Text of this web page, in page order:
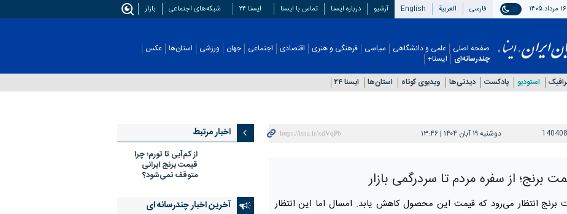
فارسی العربیة English آرشیو درباره ایسنا تماس با ایسنا ایسنا ۲۴ شبکه‌های اجتماعی بازار
صفحه اصلی علمی و دانشگاهی سیاسی فرهنگی و هنری اقتصادی اجتماعی جهان ورزشی استان‌ها عکس
چندرسانه‌ای
استودیو پادکست دیدنی‌ها ویدیوی کوتاه استان‌ها ایسنا ۲۴
ایسنا+
دوشنبه ۱۹ آبان ۱۴۰۴ | ۱۳:۴۶
برنج؛ از سفره مردم تا سردرگمی بازار
برنج انتظار می‌رود که قیمت این محصول کاهش یابد. امسال اما این انتظار
اخبار مرتبط
از کم‌آبی تا تورم؛ چرا
قیمت برنج ایرانی
متوقف نمی‌شود؟
آخرین اخبار چندرسانه ای